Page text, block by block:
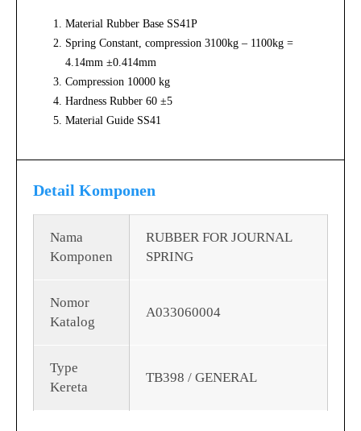
Material Rubber Base SS41P
Spring Constant, compression 3100kg – 1100kg =
4.14mm ±0.414mm
Compression 10000 kg
Hardness Rubber 60 ±5
Material Guide SS41
Detail Komponen
Nama
Komponen
RUBBER FOR JOURNAL
SPRING
Nomor
Katalog
A033060004
Type
Kereta
TB398 / GENERAL